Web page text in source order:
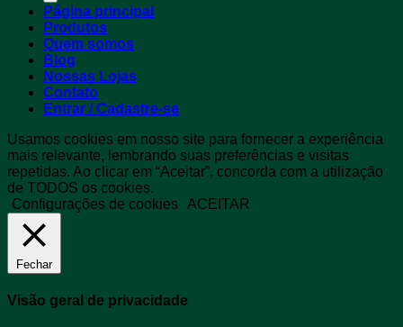
Página principal
Produtos
Quem somos
Blog
Nossas Lojas
Contato
Entrar / Cadastre-se
Usamos cookies em nosso site para fornecer a experiência
mais relevante, lembrando suas preferências e visitas
repetidas. Ao clicar em “Aceitar”, concorda com a utilização
de TODOS os cookies.
Configurações de cookies ACEITAR
Fechar
Visão geral de privacidade